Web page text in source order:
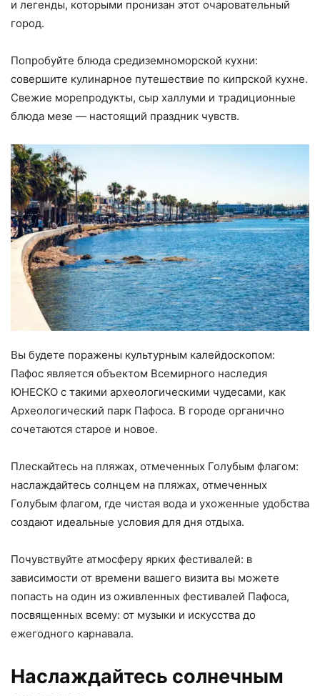
и легенды, которыми пронизан этот очаровательный
город.
Попробуйте блюда средиземноморской кухни:
совершите кулинарное путешествие по кипрской кухне.
Свежие морепродукты, сыр халлуми и традиционные
блюда мезе — настоящий праздник чувств.
Вы будете поражены культурным калейдоскопом:
Пафос является объектом Всемирного наследия
ЮНЕСКО с такими археологическими чудесами, как
Археологический парк Пафоса. В городе органично
сочетаются старое и новое.
Плескайтесь на пляжах, отмеченных Голубым флагом:
наслаждайтесь солнцем на пляжах, отмеченных
Голубым флагом, где чистая вода и ухоженные удобства
создают идеальные условия для дня отдыха.
Почувствуйте атмосферу ярких фестивалей: в
зависимости от времени вашего визита вы можете
попасть на один из оживленных фестивалей Пафоса,
посвященных всему: от музыки и искусства до
ежегодного карнавала.
Наслаждайтесь солнечным